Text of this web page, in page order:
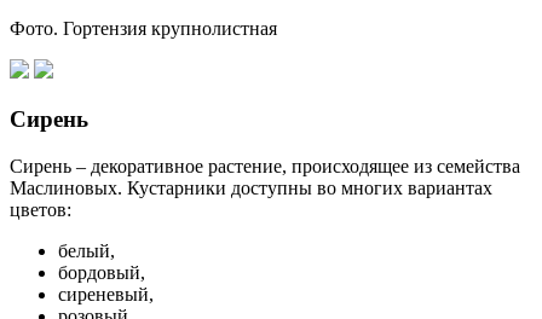
Фото. Гортензия крупнолистная
Сирень
Сирень – декоративное растение, происходящее из семейства
Маслиновых. Кустарники доступны во многих вариантах
цветов:
белый,
бордовый,
сиреневый,